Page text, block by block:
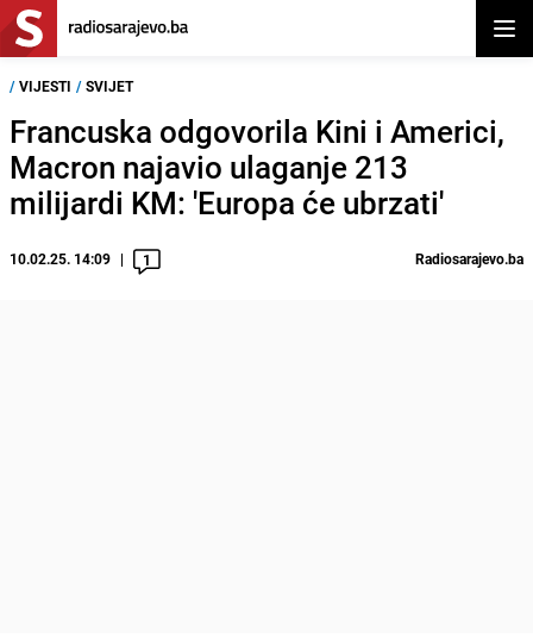
/ VIJESTI / SVIJET
Francuska odgovorila Kini i Americi,
Macron najavio ulaganje 213
milijardi KM: 'Europa će ubrzati'
10.02.25. 14:09 1 Radiosarajevo.ba